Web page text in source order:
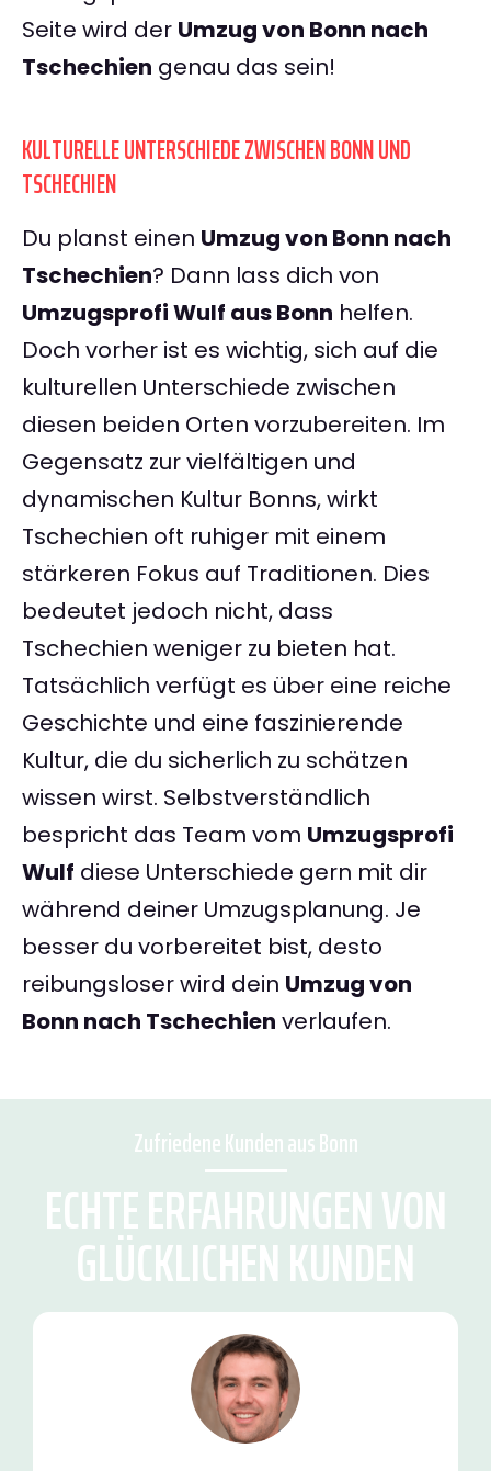
Seite wird der Umzug von Bonn nach
Tschechien genau das sein!
KULTURELLE UNTERSCHIEDE ZWISCHEN BONN UND
TSCHECHIEN
Du planst einen Umzug von Bonn nach
Tschechien? Dann lass dich von
Umzugsprofi Wulf aus Bonn helfen.
Doch vorher ist es wichtig, sich auf die
kulturellen Unterschiede zwischen
diesen beiden Orten vorzubereiten. Im
Gegensatz zur vielfältigen und
dynamischen Kultur Bonns, wirkt
Tschechien oft ruhiger mit einem
stärkeren Fokus auf Traditionen. Dies
bedeutet jedoch nicht, dass
Tschechien weniger zu bieten hat.
Tatsächlich verfügt es über eine reiche
Geschichte und eine faszinierende
Kultur, die du sicherlich zu schätzen
wissen wirst. Selbstverständlich
bespricht das Team vom Umzugsprofi
Wulf diese Unterschiede gern mit dir
während deiner Umzugsplanung. Je
besser du vorbereitet bist, desto
reibungsloser wird dein Umzug von
Bonn nach Tschechien verlaufen.
Zufriedene Kunden aus Bonn
ECHTE ERFAHRUNGEN VON
GLÜCKLICHEN KUNDEN